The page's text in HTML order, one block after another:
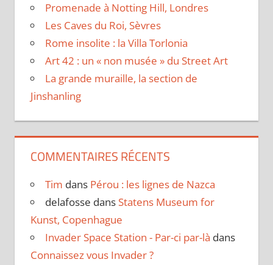
Promenade à Notting Hill, Londres
Les Caves du Roi, Sèvres
Rome insolite : la Villa Torlonia
Art 42 : un « non musée » du Street Art
La grande muraille, la section de
Jinshanling
COMMENTAIRES RÉCENTS
Tim dans Pérou : les lignes de Nazca
delafosse dans Statens Museum for
Kunst, Copenhague
Invader Space Station - Par-ci par-là dans
Connaissez vous Invader ?